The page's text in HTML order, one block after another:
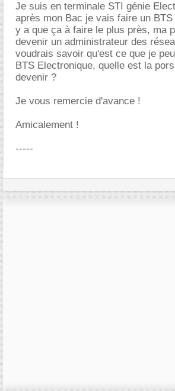
Je suis en terminale STI génie
après mon Bac je vais faire un
y a que ça à faire le plus près, ma
devenir un administrateur des
voudrais savoir qu'est ce que je
BTS Electronique, quelle est la
devenir ?
Je vous remercie d'avance !
Amicalement !
-----